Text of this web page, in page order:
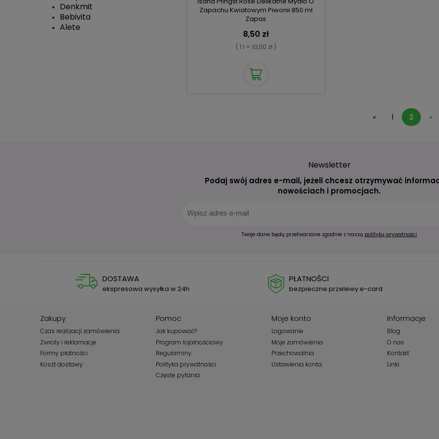
Denkmit
Bebivita
Alete
Zapachu Kwiatowym Piwonii 850 ml
Zapas
8,50 zł
( 1 l = 10,00 zł )
« 1 2 »
Newsletter
Podaj swój adres e-mail, jeżeli chcesz otrzymywać
nowościach i promocjach.
Twoje dane będą przetwarzane zgodnie z naszą polityką prywatności
DOSTAWA
ekspresowa wysyłka w 24h
PŁATNOŚCI
bezpieczne przelewy e-card
Zakupy
Czas realizacji zamówienia
Zwroty i reklamacje
Formy płatności
Koszt dostawy
Pomoc
Jak kupować?
Program lojalnościowy
Regulaminy
Polityka prywatności
Częste pytania
Moje konto
Logowanie
Moje zamówienia
Przechowalnia
Ustawienia konta
Informacje
Blog
O nas
Kontakt
Linki